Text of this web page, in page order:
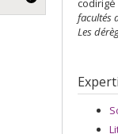
facultés
Les